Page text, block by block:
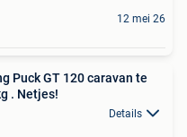
12 mei 26
Puck GT 120 caravan te
. Netjes!
Details